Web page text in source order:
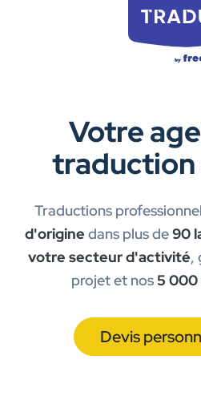
Votre
traduction
Traductions
d'origine dans plus de90
votre secteur d'activité,
projet et nos5
Devis